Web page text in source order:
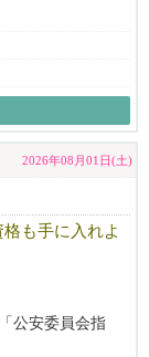
なやりがいで
経験からスター
に働いてみませ
にお問い合わせ
2026年08月01日(土)
も手に入れよ
公安委員会指